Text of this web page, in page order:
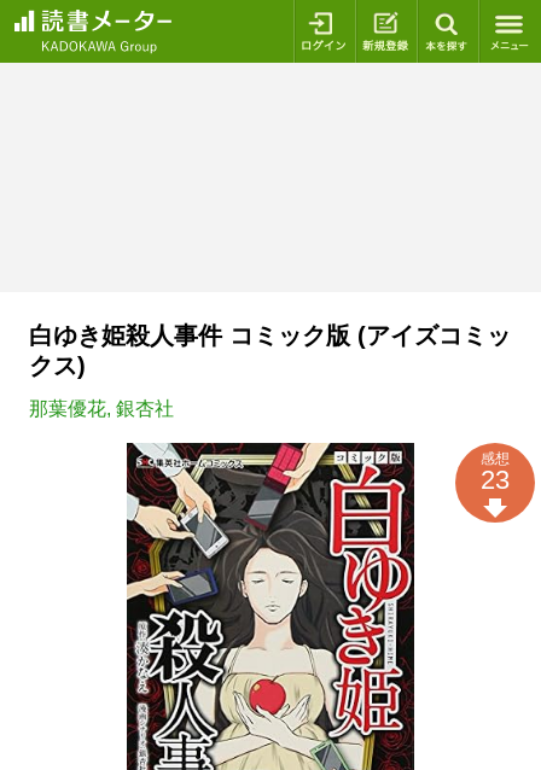
ログイン 新規登録
白ゆき姫殺人事件 コミック版 (アイズコミッ
クス)
那葉優花, 銀杏社
感想
23